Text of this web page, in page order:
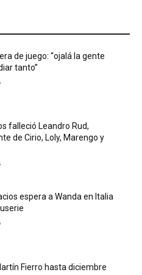
de juego: “ojalá la gente
tanto”
falleció Leandro Rud,
de Cirio, Loly, Marengo y
espera a Wanda en Italia
Fierro hasta diciembre